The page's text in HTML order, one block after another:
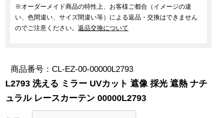
※オーダーメイド商品の特性上、お客様ご都合（イメージの違
い、色間違い、サイズ間違い等）による返品・交換はできません
のでご注意ください。返品交換について
商品番号 CL-EZ-00-00000L2793
L2793 洗える ミラー UVカット 遮像 採光 遮熱 ナチ
ュラル レースカーテン 00000L2793